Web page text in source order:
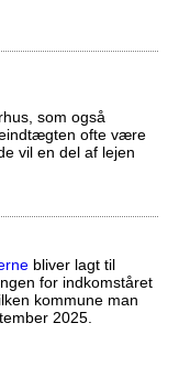
som også
ofte være
vil en del af lejen
bliver lagt til
for indkomståret
kommune man
2025.